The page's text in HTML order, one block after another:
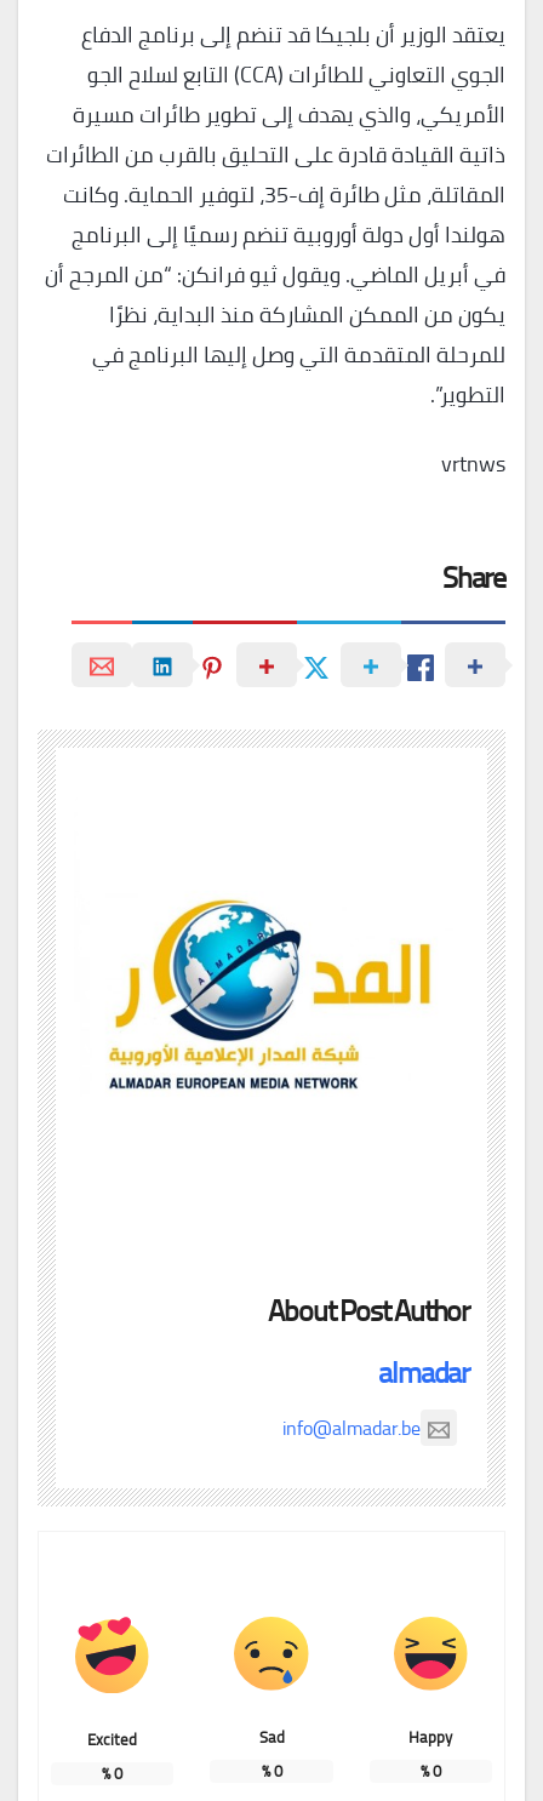
يعتقد الوزير أن بلجيكا قد تنضم إلى برنامج الدفاع
الجوي التعاوني للطائرات (CCA) التابع لسلاح الجو
الأمريكي، والذي يهدف إلى تطوير طائرات مسيرة
ذاتية القيادة قادرة على التحليق بالقرب من الطائرات
المقاتلة، مثل طائرة إف-35، لتوفير الحماية. وكانت
هولندا أول دولة أوروبية تنضم رسميًا إلى البرنامج
في أبريل الماضي. ويقول ثيو فرانكن: “من المرجح أن
يكون من الممكن المشاركة منذ البداية، نظرًا
للمرحلة المتقدمة التي وصل إليها البرنامج في
التطوير”.
vrtnws
Share
About Post Author
almadar
info@almadar.be
Happy
0
%
Sad
0
%
Excited
0
%